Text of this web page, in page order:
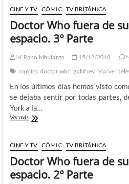
Acta
SHIELD
contra
WikiLeaks
CINE Y TV CÓMIC TV BRITÁNICA
Doctor Who fuera de
espacio. 3º Parte
M'Rabo Mhulargo 15/12/2010
comics doctor who gallifrey Marvel
En los últimos días hemos visto
se dejaba sentir por todas partes,
York a la…
Ver másDoctor
de
su
tiempo
espacio.
CINE Y TV CÓMIC TV BRITÁNICA
Doctor Who fuera de
espacio. 2º Parte